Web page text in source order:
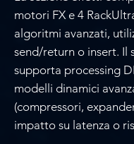
motori FX e 4
algoritmi avanzati,
send/return o insert. Il
supporta processing
modelli dinamici
(compressori,
impatto su latenza o